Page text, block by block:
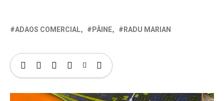
ADAOS COMERCIAL PÂINE RADU MARIAN